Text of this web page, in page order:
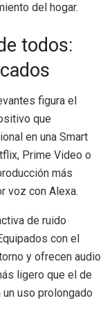
del hogar.
todos:
figura el
que
en una Smart
Prime Video o
más
voz con Alexa.
de ruido
con el
y ofrecen audio
ligero que el de
uso prolongado